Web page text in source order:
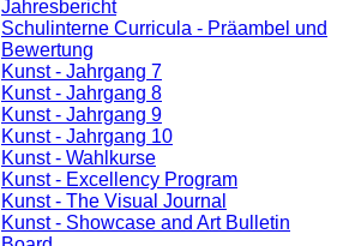
Jahresbericht
Schulinterne Curricula - Präambel und
Bewertung
Kunst - Jahrgang 7
Kunst - Jahrgang 8
Kunst - Jahrgang 9
Kunst - Jahrgang 10
Kunst - Wahlkurse
Kunst - Excellency Program
Kunst - The Visual Journal
Kunst - Showcase and Art Bulletin